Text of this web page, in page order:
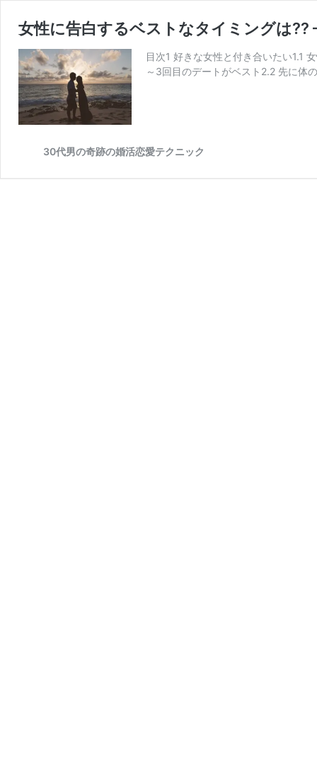
女性に告白するベストなタイミングは??
目次1 好きな女性と付き合いたい1.1
～3回目のデートがベスト2.2 先に
30代男の奇跡の婚活恋愛テクニック